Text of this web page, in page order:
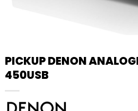
PICKUP DENON
450USB